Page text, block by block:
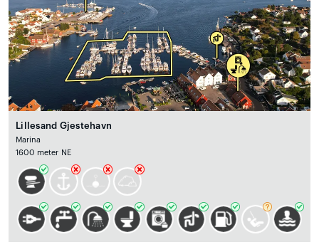
Lillesand Gjestehavn
Marina
1600 meter NE